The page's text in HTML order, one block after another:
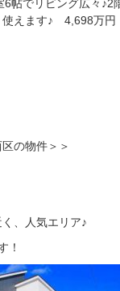
6帖でリビング広々
使えます♪ 4,698万
の物件＞＞
、人気エリア♪
！